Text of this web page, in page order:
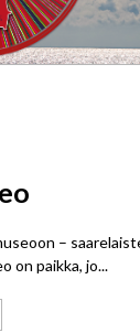
–
on paikka, jo...